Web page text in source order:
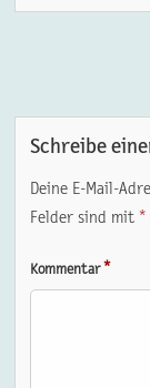
Schreibe
Deine E-Mail-
Felder sind mit*
Kommentar*